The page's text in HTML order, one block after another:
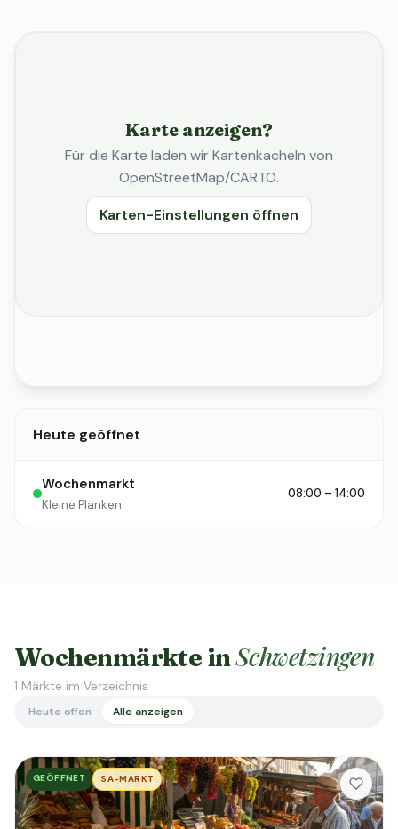
Karte anzeigen?
Für die Karte laden wir Kartenkacheln von
OpenStreetMap/CARTO.
Karten-Einstellungen öffnen
Heute geöffnet
Wochenmarkt
Kleine Planken
08:00 – 14:00
Wochenmärkte inSchwetzingen
1 Märkte im Verzeichnis
Heute offen Alle anzeigen
GEÖFFNET SA-MARKT